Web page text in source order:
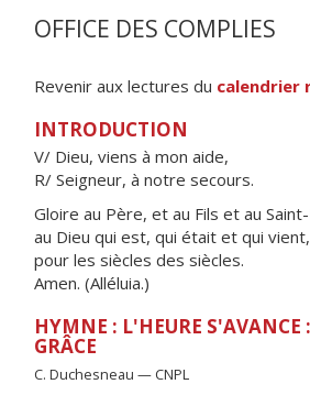
OFFICE DES COMPLIES
Revenir aux lectures du calendrier
INTRODUCTION
V/ Dieu, viens à mon aide,
R/ Seigneur, à notre secours.
Gloire au Père, et au Fils et au
au Dieu qui est, qui était et qui vient,
pour les siècles des siècles.
Amen. (Alléluia.)
HYMNE : L'HEURE S'AVANCE
GRÂCE
C. Duchesneau — CNPL